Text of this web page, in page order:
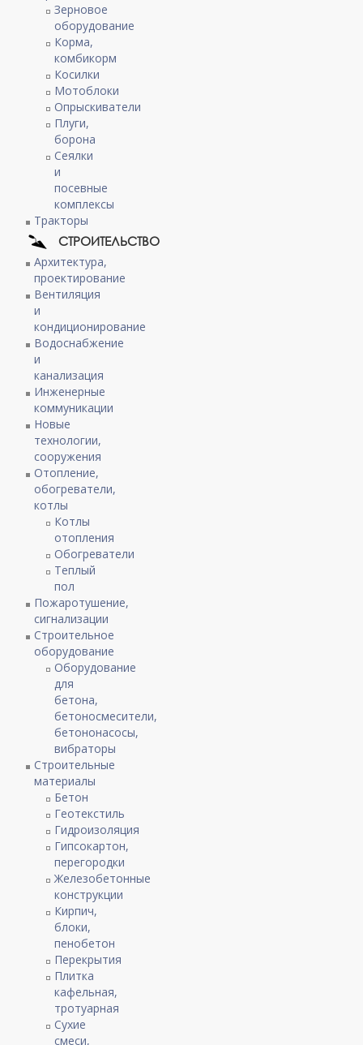
Зерновое
оборудование
Корма,
комбикорм
Косилки
Мотоблоки
Опрыскиватели
Плуги,
борона
Сеялки
и
посевные
комплексы
Тракторы
СТРОИТЕЛЬСТВО
Архитектура,
проектирование
Вентиляция
и
кондиционирование
Водоснабжение
и
канализация
Инженерные
коммуникации
Новые
технологии,
сооружения
Отопление,
обогреватели,
котлы
Котлы
отопления
Обогреватели
Теплый
пол
Пожаротушение,
сигнализации
Строительное
оборудование
Оборудование
для
бетона,
бетоносмесители,
бетононасосы,
вибраторы
Строительные
материалы
Бетон
Геотекстиль
Гидроизоляция
Гипсокартон,
перегородки
Железобетонные
конструкции
Кирпич,
блоки,
пенобетон
Перекрытия
Плитка
кафельная,
тротуарная
Сухие
смеси,